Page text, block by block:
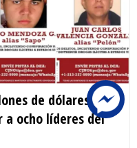
de dólares
a ocho líderes del